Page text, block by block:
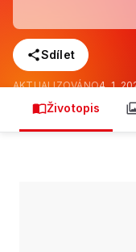
Sdílet
AKTUALIZOVÁNO4. 1.
Životopis